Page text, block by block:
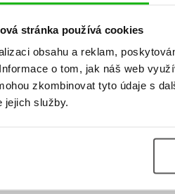
stránka používá cookies
obsahu a reklam,
Informace o tom, jak náš web
zkombinovat tyto údaje s
jejich služby.
Šťastná
Kč349 Kč
Do košíku